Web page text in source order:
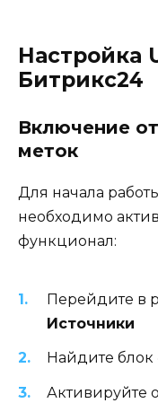
Настройка
Битрикс24
Включение
меток
Для начала
необходимо
функционал:
Перейдите в
Источники
Найдите
Активируйте